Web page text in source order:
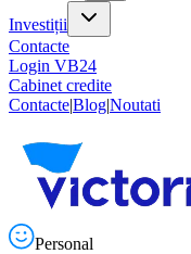
Investiții
Contacte
Login VB24
Cabinet credite
Contacte|Blog|Noutati
Personal